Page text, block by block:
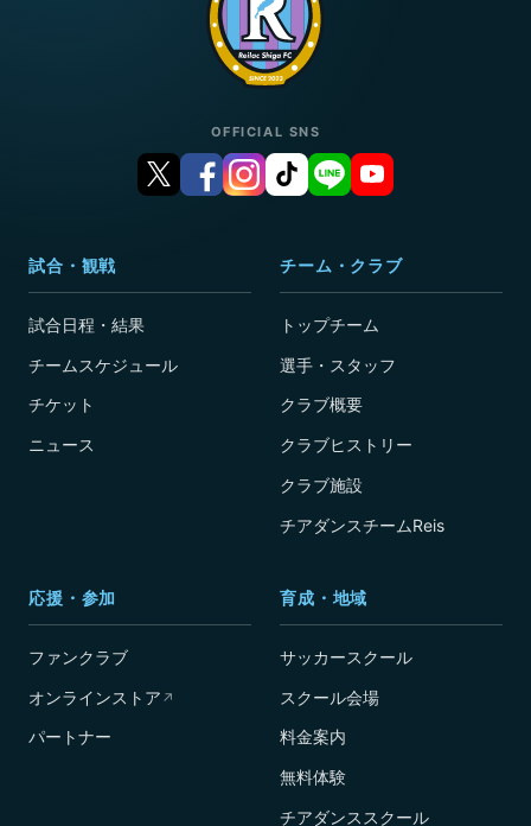
OFFICIAL SNS
試合・観戦
試合日程・結果
チームスケジュール
チケット
ニュース
チーム・クラブ
トップチーム
選手・スタッフ
クラブ概要
クラブヒストリー
クラブ施設
チアダンスチームReis
応援・参加
ファンクラブ
オンラインストア ↗
パートナー
育成・地域
サッカースクール
スクール会場
料金案内
無料体験
チアダンススクール